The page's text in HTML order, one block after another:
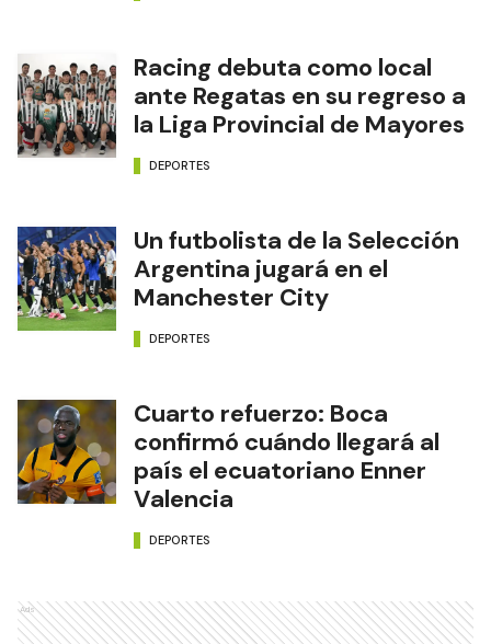
Racing debuta como local
ante Regatas en su regreso a
la Liga Provincial de Mayores
DEPORTES
Un futbolista de la Selección
Argentina jugará en el
Manchester City
DEPORTES
Cuarto refuerzo: Boca
confirmó cuándo llegará al
país el ecuatoriano Enner
Valencia
DEPORTES
Ads